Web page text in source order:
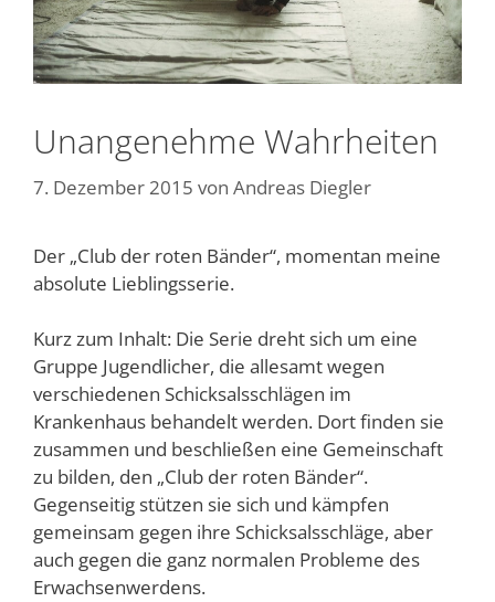
Unangenehme Wahrheiten
7. Dezember 2015 von Andreas Diegler
Der „Club der roten Bänder“, momentan meine
absolute Lieblingsserie.
Kurz zum Inhalt: Die Serie dreht sich um eine
Gruppe Jugendlicher, die allesamt wegen
verschiedenen Schicksalsschlägen im
Krankenhaus behandelt werden. Dort finden sie
zusammen und beschließen eine Gemeinschaft
zu bilden, den „Club der roten Bänder“.
Gegenseitig stützen sie sich und kämpfen
gemeinsam gegen ihre Schicksalsschläge, aber
auch gegen die ganz normalen Probleme des
Erwachsenwerdens.